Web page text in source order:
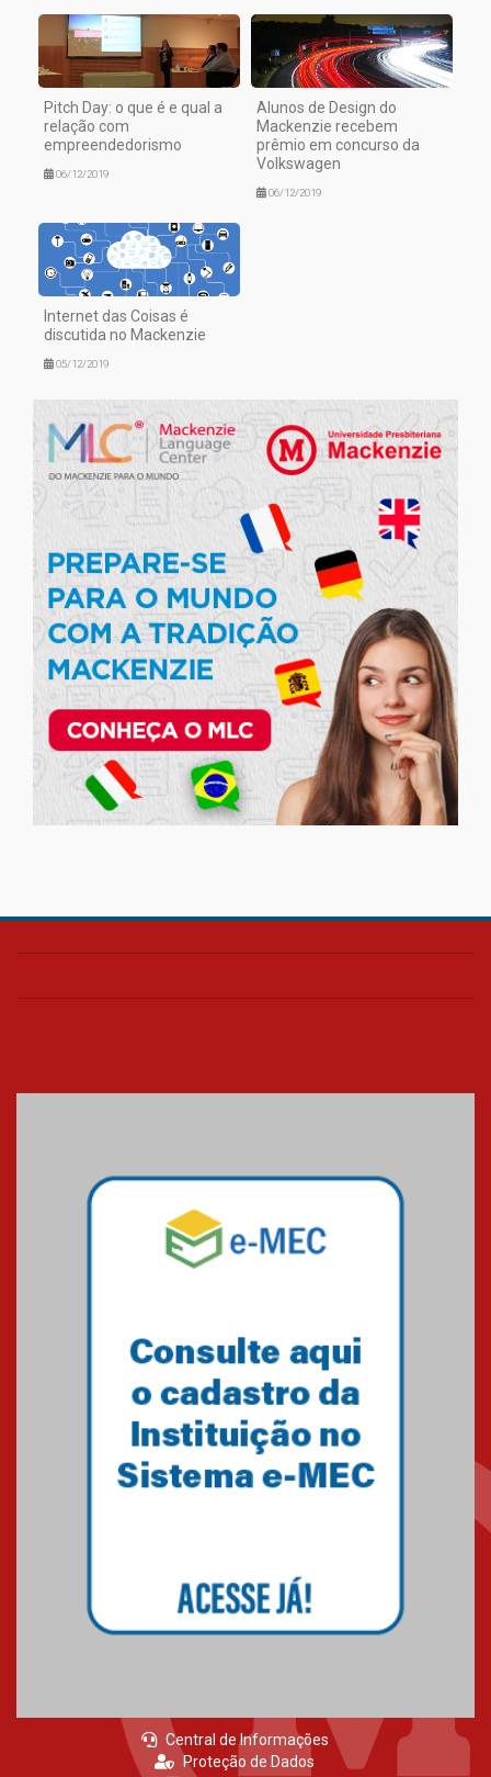
Pitch Day: o que é e qual a
relação com
empreendedorismo
06/12/2019
Alunos de Design do
Mackenzie recebem
prêmio em concurso da
Volkswagen
06/12/2019
Internet das Coisas é
discutida no Mackenzie
05/12/2019
Central de Informações
Proteção de Dados